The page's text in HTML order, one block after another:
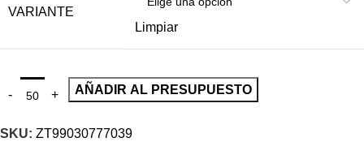
VARIANTE
Limpiar
AÑADIR AL PRESUPUESTO
SKU: ZT99030777039